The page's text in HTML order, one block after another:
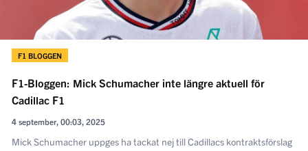
F1 BLOGGEN
F1-Bloggen: Mick Schumacher inte längre aktuell för
Cadillac F1
4 september, 00:03, 2025
Mick Schumacher uppges ha tackat nej till Cadillacs kontraktsförslag